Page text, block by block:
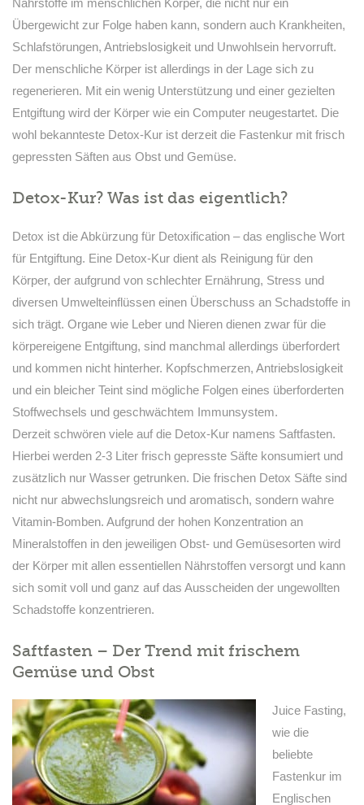
Nährstoffe im menschlichen Körper, die nicht nur ein
Übergewicht zur Folge haben kann, sondern auch Krankheiten,
Schlafstörungen, Antriebslosigkeit und Unwohlsein hervorruft.
Der menschliche Körper ist allerdings in der Lage sich zu
regenerieren. Mit ein wenig Unterstützung und einer gezielten
Entgiftung wird der Körper wie ein Computer neugestartet. Die
wohl bekannteste Detox-Kur ist derzeit die Fastenkur mit frisch
gepressten Säften aus Obst und Gemüse.
Detox-Kur? Was ist das eigentlich?
Detox ist die Abkürzung für Detoxification – das englische Wort
für Entgiftung. Eine Detox-Kur dient als Reinigung für den
Körper, der aufgrund von schlechter Ernährung, Stress und
diversen Umwelteinflüssen einen Überschuss an Schadstoffe in
sich trägt. Organe wie Leber und Nieren dienen zwar für die
körpereigene Entgiftung, sind manchmal allerdings überfordert
und kommen nicht hinterher. Kopfschmerzen, Antriebslosigkeit
und ein bleicher Teint sind mögliche Folgen eines überforderten
Stoffwechsels und geschwächtem Immunsystem.
Derzeit schwören viele auf die Detox-Kur namens Saftfasten.
Hierbei werden 2-3 Liter frisch gepresste Säfte konsumiert und
zusätzlich nur Wasser getrunken. Die frischen Detox Säfte sind
nicht nur abwechslungsreich und aromatisch, sondern wahre
Vitamin-Bomben. Aufgrund der hohen Konzentration an
Mineralstoffen in den jeweiligen Obst- und Gemüsesorten wird
der Körper mit allen essentiellen Nährstoffen versorgt und kann
sich somit voll und ganz auf das Ausscheiden der ungewollten
Schadstoffe konzentrieren.
Saftfasten – Der Trend mit frischem
Gemüse und Obst
Juice Fasting,
wie die
beliebte
Fastenkur im
Englischen